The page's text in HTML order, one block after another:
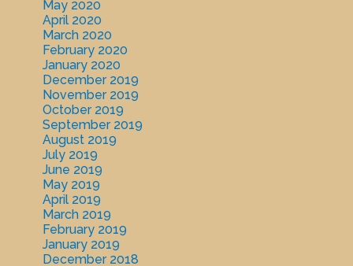
May 2020
April 2020
March 2020
February 2020
January 2020
December 2019
November 2019
October 2019
September 2019
August 2019
July 2019
June 2019
May 2019
April 2019
March 2019
February 2019
January 2019
December 2018